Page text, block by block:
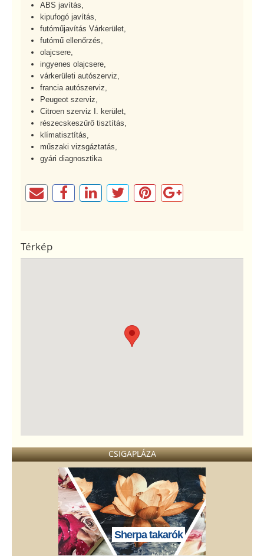
ABS javítás,
kipufogó javítás,
futóműjavítás Várkerület,
futómű ellenőrzés,
olajcsere,
ingyenes olajcsere,
várkerületi autószerviz,
francia autószerviz,
Peugeot szerviz,
Citroen szerviz I. kerület,
részecskeszűrő tisztítás,
klímatisztítás,
műszaki vizsgáztatás,
gyári diagnosztika
Térkép
CSIGAPLÁZA
Sherpa takarók